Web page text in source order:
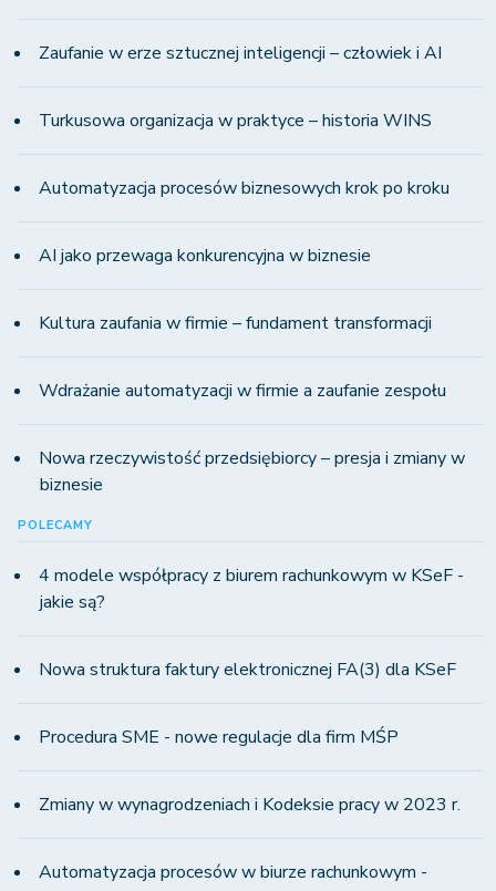
Zaufanie w erze sztucznej inteligencji – człowiek i AI
Turkusowa organizacja w praktyce – historia WINS
Automatyzacja procesów biznesowych krok po kroku
AI jako przewaga konkurencyjna w biznesie
Kultura zaufania w firmie – fundament transformacji
Wdrażanie automatyzacji w firmie a zaufanie zespołu
Nowa rzeczywistość przedsiębiorcy – presja i zmiany w
biznesie
POLECAMY
4 modele współpracy z biurem rachunkowym w KSeF -
jakie są?
Nowa struktura faktury elektronicznej FA(3) dla KSeF
Procedura SME - nowe regulacje dla firm MŚP
Zmiany w wynagrodzeniach i Kodeksie pracy w 2023 r.
Automatyzacja procesów w biurze rachunkowym -